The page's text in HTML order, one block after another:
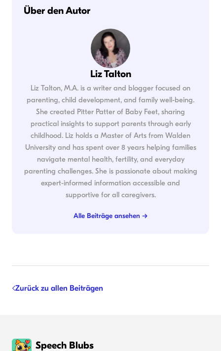
Über den Autor
Liz Talton
Liz Talton, M.A. is a writer and blogger focused on
parenting, child development, and family well-being.
She created Pitter Patter of Baby Feet, sharing
practical insights to support parents through early
childhood. Liz holds a Master of Arts from Walden
University and has spent over 8 years helping families
navigate mental health, fertility, and everyday
parenting challenges. She is passionate about making
expert-informed information accessible and
supportive for all caregivers.
Alle Beiträge ansehen →
Zurück zu allen Beiträgen
Speech Blubs